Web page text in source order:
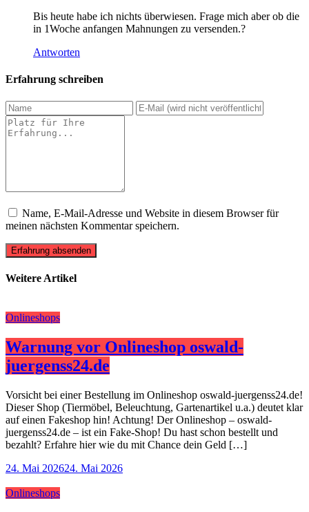
Bis heute habe ich nichts überwiesen. Frage mich aber ob die
in 1Woche anfangen Mahnungen zu versenden.?
Antworten
Erfahrung schreiben
Name, E-Mail-Adresse und Website in diesem Browser für
meinen nächsten Kommentar speichern.
Erfahrung absenden
Weitere Artikel
Onlineshops
Warnung vor Onlineshop oswald-
juergenss24.de
Vorsicht bei einer Bestellung im Onlineshop oswald-juergenss24.de!
Dieser Shop (Tiermöbel, Beleuchtung, Gartenartikel u.a.) deutet klar
auf einen Fakeshop hin! Achtung! Der Onlineshop – oswald-
juergenss24.de – ist ein Fake-Shop! Du hast schon bestellt und
bezahlt? Erfahre hier wie du mit Chance dein Geld […]
24. Mai 202624. Mai 2026
Onlineshops